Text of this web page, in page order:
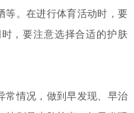
等。在进行体育活动时，要
，要注意选择合适的护肤
情况，做到早发现、早治